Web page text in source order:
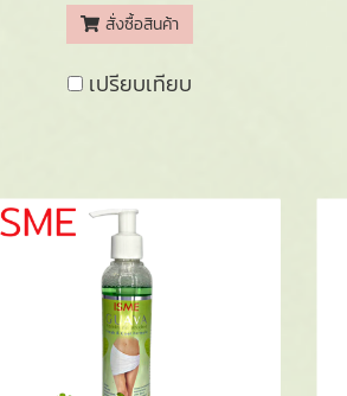
สั่งซื้อสินค้า
เปรียบเทียบ